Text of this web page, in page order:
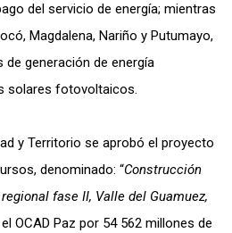
del servicio de energía; mientras
Magdalena, Nariño y Putumayo,
generación de energía
solares fotovoltaicos.
y Territorio se aprobó el proyecto
denominado: “Construcción
fase II, Valle del Guamuez,
OCAD Paz por 54 562 millones de